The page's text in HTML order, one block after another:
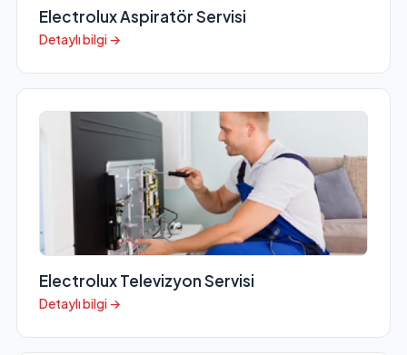
Electrolux Aspiratör Servisi
Detaylı bilgi →
Electrolux Televizyon Servisi
Detaylı bilgi →